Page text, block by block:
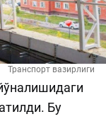
Транспорт вазирлиги
Бу